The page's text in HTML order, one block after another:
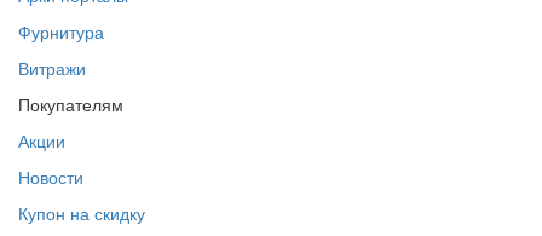
Фурнитура
Витражи
Покупателям
Акции
Новости
Купон на скидку